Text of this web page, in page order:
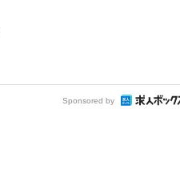
Sponsored by